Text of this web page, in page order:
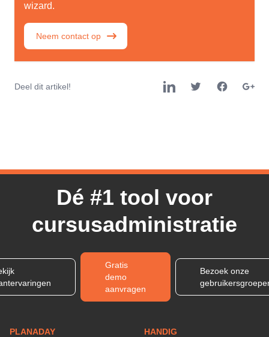
wizard.
Neem contact op
Deel dit artikel!
Dé #1 tool voor
cursusadministratie
Gratis
demo
aanvragen
Bezoek onze
PLANADAY HANDIG